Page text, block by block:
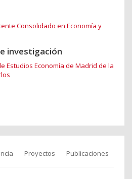
Consolidado en Economía y
investigación
Estudios Economía de Madrid de la
Proyectos Publicaciones